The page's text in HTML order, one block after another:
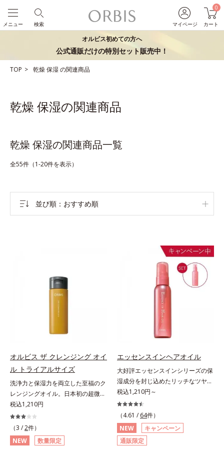
マイページ
0
カート
検索
メニュー
オルビス初めての方へ
公式通販だけの特別セット販売中！
TOP 乾燥保湿の関連商品
乾燥 保湿の関連商品
乾燥 保湿の関連商品一覧
全55件（1-20件を表示）
並び順 おすすめ順
オルビス ザ クレンジング オイ
ル トライアルサイズ
洗浄力と保湿力を両立した至福のク
レンジングオイル。日本初の超微粒
子技術(*1)が毛穴奥の微細な汚れに
アプローチ。圧倒的な洗浄力と毛穴
悩みに着目したクレンジングオイル
のトライアルサイズです。日本初・
超微粒子技術(*1)で、さっと塗り広
税込1,210円
（3 /2件）
NEW
数量限定
エッセンスインヘアオイル
大好評エッセンスインシリーズの保
湿成分を封じ込めたリッチなツヤ髪
続くヘアオイル。人気商品「エッセ
ンスインヘアミルク」と同じシリー
ズのヘアオイルです。ナノサイズの
美容成分(*1)で髪の隙間を満たして
リッチなツヤ髪を維持する“超音波
トリートメント”発想(*2)。美容成分
税込1,210円～
（4.61 / 64件）
NEW
キャンペーン
通販限定